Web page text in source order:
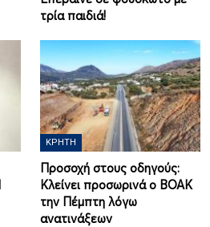
τρία παιδιά!
ΚΡΉΤΗ
Προσοχή στους οδηγούς:
Κλείνει προσωρινά ο ΒΟΑΚ
την Πέμπτη λόγω
ανατινάξεων